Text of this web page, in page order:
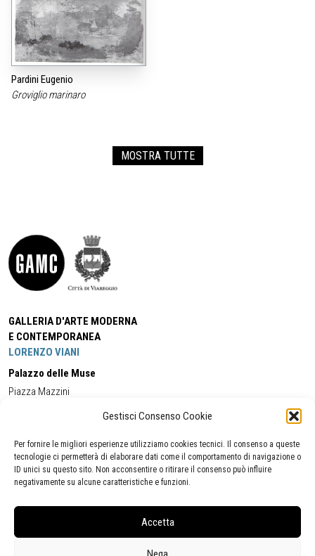
Gestisci Consenso Cookie
Per fornire le migliori esperienze utilizziamo cookies tecnici. Il consenso a queste
tecnologie ci permetterà di elaborare dati come il comportamento di navigazione o
ID unici su questo sito. Non acconsentire o ritirare il consenso può influire
negativamente su alcune caratteristiche e funzioni.
Accetta
Pardini Eugenio
Groviglio marinaro
MOSTRA TUTTE
GALLERIA D'ARTE MODERNA
E CONTEMPORANEA
LORENZO VIANI
Palazzo delle Muse
Piazza Mazzini
Cell:+39 338 5714978 (orario apertura Galleria)
Tel:
+39 0584 944580
(orario 09.00/13.00)
Email:gamc@comune.viareggio.lu.it
Segnalazione di inaccessibilità